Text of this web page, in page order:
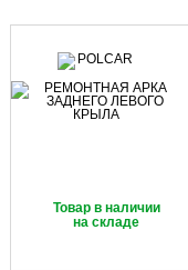
Товар в наличии
на складе